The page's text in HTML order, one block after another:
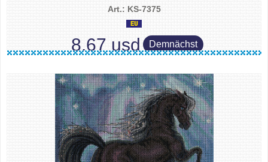
Art.: KS-7375
8.67 usd Demnächst